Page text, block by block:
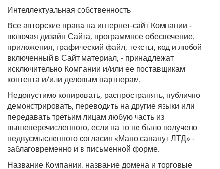
Интеллектуальная собственность
Все авторские права на интернет-сайт Компании -
включая дизайн Сайта, программное обеспечение,
приложения, графический файл, тексты, код и любой
включенный в Сайт материал, - принадлежат
исключительно Компании и/или ее поставщикам
контента и/или деловым партнерам.
Недопустимо копировать, распространять, публично
демонстрировать, переводить на другие языки или
передавать третьим лицам любую часть из
вышеперечисленного, если на то не было получено
недвусмысленного согласия «Мано сапанут ЛТД» -
заблаговременно и в письменной форме.
Название Компании, название домена и торговые